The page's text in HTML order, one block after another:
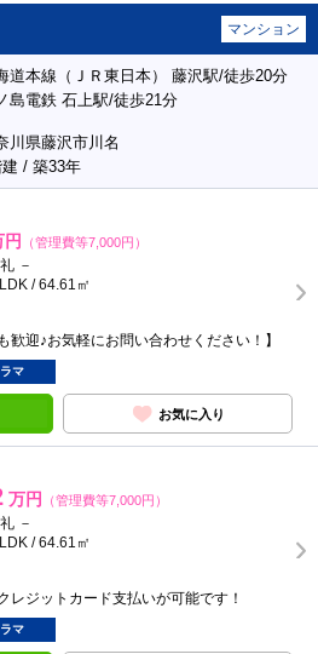
マンション
道本線（ＪＲ東日本） 藤沢駅/徒歩20分
島電鉄 石上駅/徒歩21分
川県藤沢市川名
/ 築33年
円 （管理費等7,000円）
－
/ 64.61㎡
歓迎♪お気軽にお問い合わせください！】
マ
お気に入り
万円 （管理費等7,000円）
－
/ 64.61㎡
ジットカード支払いが可能です！
マ